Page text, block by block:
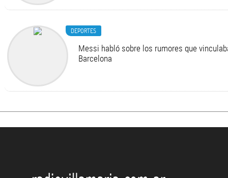
DEPORTES
Messi habló sobre los rumores que
Barcelona